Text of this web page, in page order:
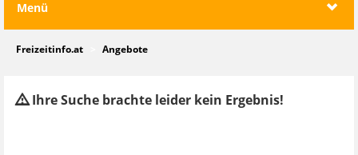
Menü
Freizeitinfo.at Angebote
Ihre Suche brachte leider kein Ergebnis!